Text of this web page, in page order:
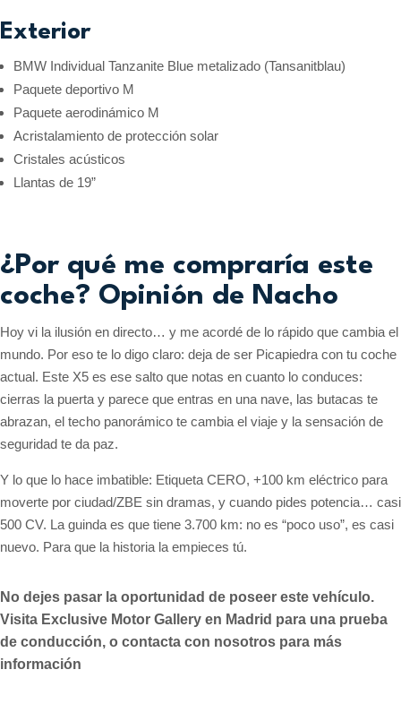
Exterior
BMW Individual Tanzanite Blue metalizado (Tansanitblau)
Paquete deportivo M
Paquete aerodinámico M
Acristalamiento de protección solar
Cristales acústicos
Llantas de 19”
¿Por qué me compraría este
coche? Opinión de Nacho
Hoy vi la ilusión en directo… y me acordé de lo rápido que cambia el
mundo. Por eso te lo digo claro: deja de ser Picapiedra con tu coche
actual. Este X5 es ese salto que notas en cuanto lo conduces:
cierras la puerta y parece que entras en una nave, las butacas te
abrazan, el techo panorámico te cambia el viaje y la sensación de
seguridad te da paz.
Y lo que lo hace imbatible: Etiqueta CERO, +100 km eléctrico para
moverte por ciudad/ZBE sin dramas, y cuando pides potencia… casi
500 CV. La guinda es que tiene 3.700 km: no es “poco uso”, es casi
nuevo. Para que la historia la empieces tú.
No dejes pasar la oportunidad de poseer este vehículo.
Visita Exclusive Motor Gallery en Madrid para una prueba
de conducción, o contacta con nosotros para más
información